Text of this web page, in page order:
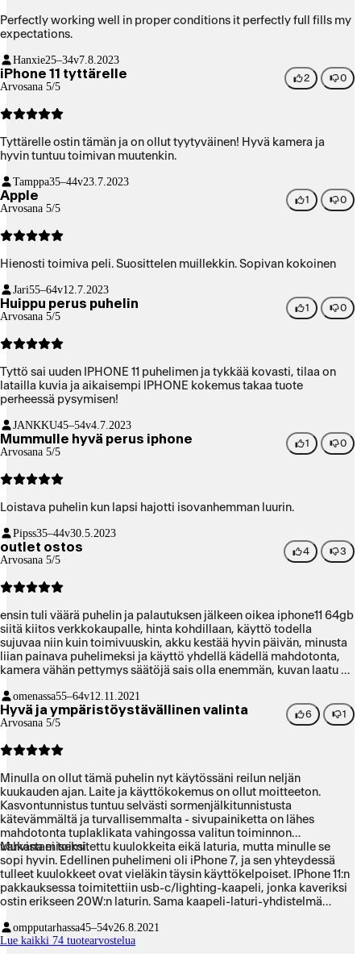
Perfectly working well in proper conditions it perfectly full fills my
expectations.
Hanxie25–34v7.8.2023
iPhone 11 tyttärelle
Arvosana 5/5
2 0
Tyttärelle ostin tämän ja on ollut tyytyväinen! Hyvä kamera ja
hyvin tuntuu toimivan muutenkin.
Tamppa35–44v23.7.2023
Apple
Arvosana 5/5
1 0
Hienosti toimiva peli. Suosittelen muillekkin. Sopivan kokoinen
Jari55–64v12.7.2023
Huippu perus puhelin
Arvosana 5/5
1 0
Tyttö sai uuden IPHONE 11 puhelimen ja tykkää kovasti, tilaa on
latailla kuvia ja aikaisempi IPHONE kokemus takaa tuote
perheessä pysymisen!
JANKKU45–54v4.7.2023
Mummulle hyvä perus iphone
Arvosana 5/5
1 0
Loistava puhelin kun lapsi hajotti isovanhemman luurin.
Pipss35–44v30.5.2023
outlet ostos
Arvosana 5/5
4 3
ensin tuli väärä puhelin ja palautuksen jälkeen oikea iphone11 64gb
siitä kiitos verkkokaupalle, hinta kohdillaan, käyttö todella
sujuvaa niin kuin toimivuuskin, akku kestää hyvin päivän, minusta
liian painava puhelimeksi ja käyttö yhdellä kädellä mahdotonta,
kamera vähän pettymys säätöjä sais olla enemmän, kuvan laatu on
omenassa55–64v12.11.2021
Hyvä ja ympäristöystävällinen valinta
Arvosana 5/5
6 1
Minulla on ollut tämä puhelin nyt käytössäni reilun neljän
kuukauden ajan. Laite ja käyttökokemus on ollut moitteeton.
Kasvontunnistus tuntuu selvästi sormenjälkitunnistusta
kätevämmältä ja turvallisemmalta - sivupainiketta on lähes
mahdotonta tuplaklikata vahingossa valitun toiminnon
vahvistamiseksi.
Mukana ei toimitettu kuulokkeita eikä laturia, mutta minulle se
sopi hyvin. Edellinen puhelimeni oli iPhone 7, ja sen yhteydessä
tulleet kuulokkeet ovat vieläkin täysin käyttökelpoiset. IPhone 11:n
pakkauksessa toimitettiin usb-c/lighting-kaapeli, jonka kaveriksi
ostin erikseen 20W:n laturin. Sama kaapeli-laturi-yhdistelmä
iPadin lataamisessa, joten matkoille mukaan pakattavien
tarvikkeitten määrä pysyy kohtuullisena.
ompputarhassa45–54v26.8.2021
Lue kaikki 74 tuotearvostelua